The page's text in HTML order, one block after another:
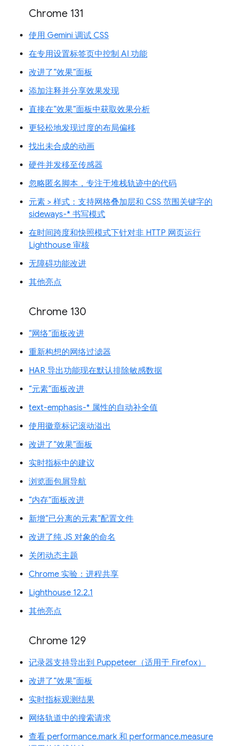
Chrome 131
使用 Gemini 调试 CSS
在专用设置标签页中控制 AI 功能
改进了“效果”面板
添加注释并分享效果发现
直接在“效果”面板中获取效果分析
更轻松地发现过度的布局偏移
找出未合成的动画
硬件并发移至传感器
忽略匿名脚本，专注于堆栈轨迹中的代码
元素 > 样式：支持网格叠加层和 CSS 范围关键字的
sideways-* 书写模式
在时间跨度和快照模式下针对非 HTTP 网页运行
Lighthouse 审核
无障碍功能改进
其他亮点
Chrome 130
“网络”面板改进
重新构想的网络过滤器
HAR 导出功能现在默认排除敏感数据
“元素”面板改进
text-emphasis-* 属性的自动补全值
使用徽章标记滚动溢出
改进了“效果”面板
实时指标中的建议
浏览面包屑导航
“内存”面板改进
新增“已分离的元素”配置文件
改进了纯 JS 对象的命名
关闭动态主题
Chrome 实验：进程共享
Lighthouse 12.2.1
其他亮点
Chrome 129
记录器支持导出到 Puppeteer（适用于 Firefox）
改进了“效果”面板
实时指标观测结果
网络轨道中的搜索请求
查看 performance.mark 和 performance.measure